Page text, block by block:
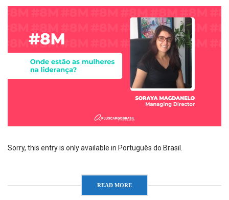
Sorry, this entry is only available in Português do Brasil.
READ MORE